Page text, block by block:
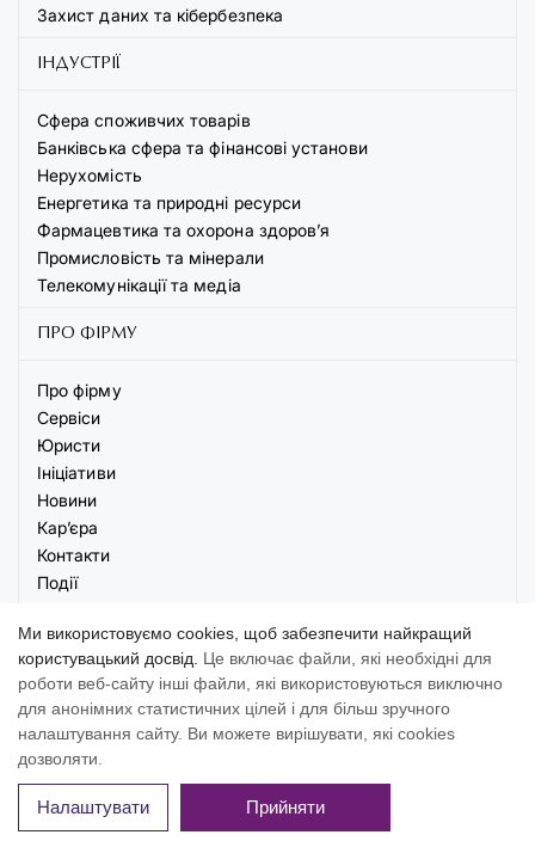
Захист даних та кібербезпека
ІНДУСТРІЇ
Сфера споживчих товарів
Банківська сфера та фінансові установи
Нерухомість
Енергетика та природні ресурси
Фармацевтика та охорона здоров’я
Промисловість та мінерали
Телекомунікації та медіа
ПРО ФІРМУ
Про фірму
Сервіси
Юристи
Ініціативи
Новини
Кар’єра
Контакти
Події
© 2026 AVELLUM. Всі права захищені
Умови
використання
конфіденційності
cookies
Ми використовуємо cookies, щоб забезпечити найкращий
користувацький досвід.
Це включає файли, які необхідні для
роботи веб-сайту інші файли, які використовуються виключно
для анонімних статистичних цілей і для більш зручного
налаштування сайту. Ви можете вирішувати, які cookies
дозволяти.
Прийняти
Налаштувати